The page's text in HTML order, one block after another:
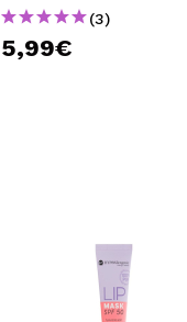
(3)
5,99€